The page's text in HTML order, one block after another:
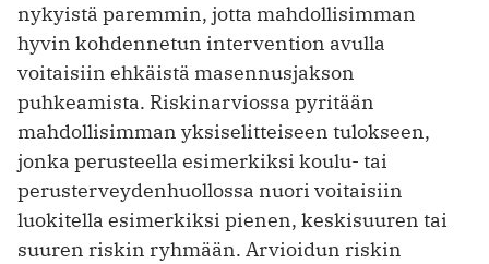
nykyistä paremmin, jotta mahdollisimman
hyvin kohdennetun intervention avulla
voitaisiin ehkäistä masennusjakson
puhkeamista. Riskin­arviossa pyritään
mahdollisimman yksiselitteiseen tulokseen,
jonka perusteella esimerkiksi koulu- tai
perusterveydenhuollossa nuori voitaisiin
luokitella esimerkiksi pienen, keskisuuren tai
suuren riskin ryhmään. Arvioidun riskin